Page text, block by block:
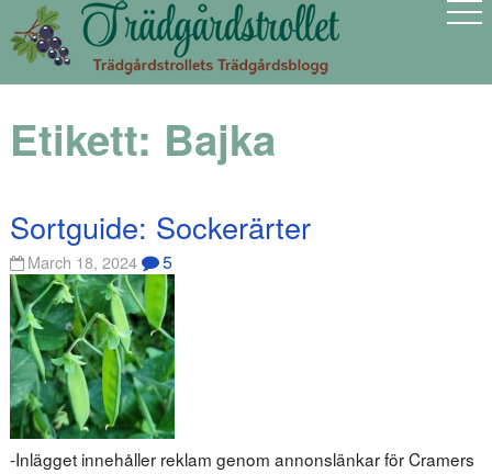
Etikett: Bajka
Sortguide: Sockerärter
March 18, 2024 5
-Inlägget innehåller reklam genom annonslänkar för Cramers